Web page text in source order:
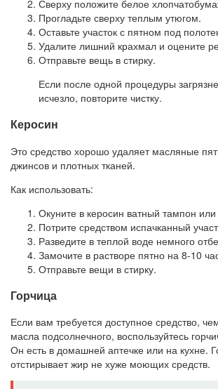
Сверху положите белое
Прогладьте сверху теплым утюгом.
Оставьте участок с пятном под
Удалите лишний крахмал и оцените
Отправьте вещь в стирку.
Если после одной процедуры
исчезло, повторите чистку.
Керосин
Это средство хорошо удаляет масляные
джинсов и плотных тканей.
Как использовать:
Окуните в керосин ватный тампон или
Потрите средством испачканный
Разведите в теплой воде немного
Замочите в растворе пятно на 8-10
Отправьте вещи в стирку.
Горчица
Если вам требуется доступное средство,
масла подсолнечного, воспользуйтесь
Он есть в домашней аптечке или на кухне.
отстирывает жир не хуже моющих средств.